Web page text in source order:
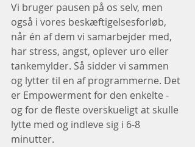
Vi bruger pausen på os selv, men
også i vores beskæftigelsesforløb,
når én af dem vi samarbejder med,
har stress, angst, oplever uro eller
tankemylder. Så sidder vi sammen
og lytter til en af programmerne. Det
er Empowerment for den enkelte -
og for de fleste overskueligt at skulle
lytte med og indleve sig i 6-8
minutter.